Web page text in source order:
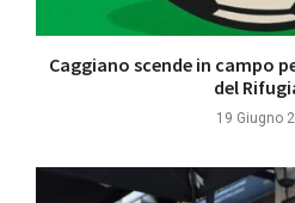
Caggiano scende in campo
del
19 Giugno